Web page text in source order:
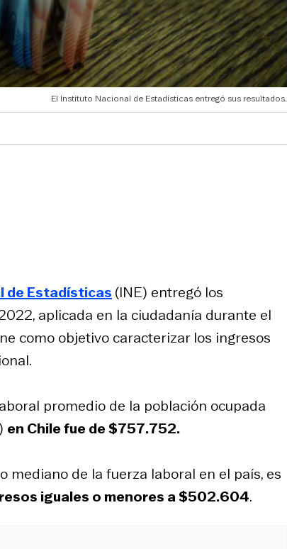
El Instituto Nacional de Estadísticas entregó sus resultados.
de Estadísticas (INE) entregó los
aplicada en la ciudadanía durante el
como objetivo caracterizar los ingresos
promedio de la población ocupada
en Chile fue de $757.752.
mediano de la fuerza laboral en el país, es
iguales o menores a $502.604.